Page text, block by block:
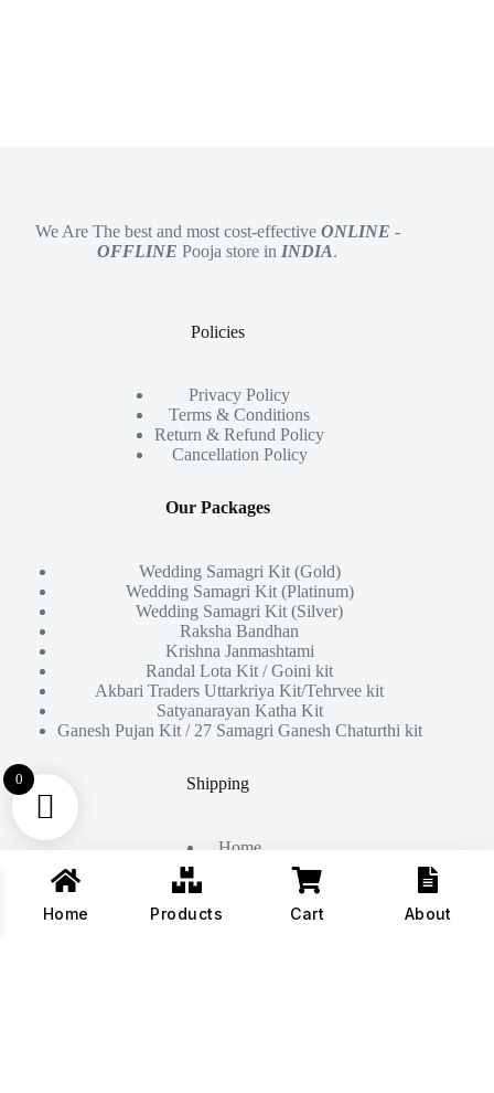
We Are The best and most cost-effective ONLINE -
OFFLINE Pooja store in INDIA.
Policies
Privacy Policy
Terms & Conditions
Return & Refund Policy
Cancellation Policy
Our Packages
Wedding Samagri Kit (Gold)
Wedding Samagri Kit (Platinum)
Wedding Samagri Kit (Silver)
Raksha Bandhan
Krishna Janmashtami
Randal Lota Kit / Goini kit
Akbari Traders Uttarkriya Kit/Tehrvee kit
Satyanarayan Katha Kit
Ganesh Pujan Kit / 27 Samagri Ganesh Chaturthi kit
Shipping
Home
Contact
0
Home Products Cart About